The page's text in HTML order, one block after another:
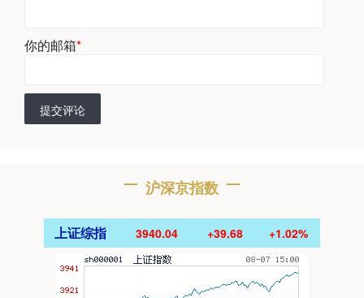
你的邮箱*
提交评论
沪深京指数
上证综指 3940.04 +39.68 +1.02%